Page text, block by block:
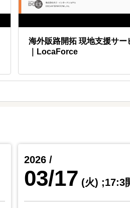
海外販路開拓 現地支援サー
｜LocaForce
2026 /
03/17 (火) ;17:3